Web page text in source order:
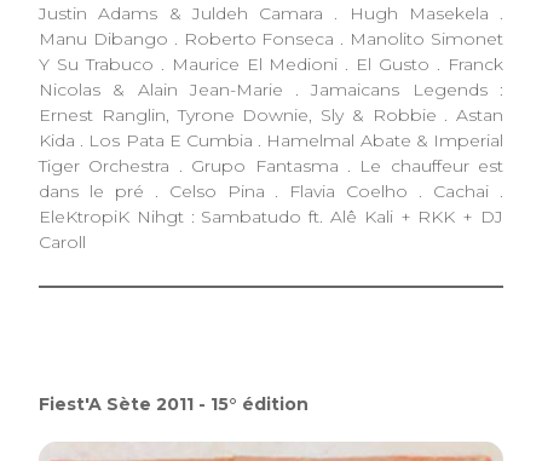
Justin Adams & Juldeh Camara . Hugh Masekela .
Manu Dibango . Roberto Fonseca . Manolito Simonet
Y Su Trabuco . Maurice El Medioni . El Gusto . Franck
Nicolas & Alain Jean-Marie . Jamaicans Legends :
Ernest Ranglin, Tyrone Downie, Sly & Robbie . Astan
Kida . Los Pata E Cumbia . Hamelmal Abate & Imperial
Tiger Orchestra . Grupo Fantasma . Le chauffeur est
dans le pré . Celso Pina . Flavia Coelho . Cachai .
EleKtropiK Nihgt : Sambatudo ft. Alê Kali + RKK + DJ
Caroll
Fiest'A Sète 2011 - 15° édition